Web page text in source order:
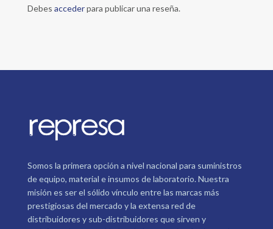
Debes accederpara publicar una reseña.
Somos la primera opción a nivel nacional para suministros
de equipo, material e insumos de laboratorio. Nuestra
misión es ser el sólido vínculo entre las marcas más
prestigiosas del mercado y la extensa red de
distribuidores y sub-distribuidores que sirven y